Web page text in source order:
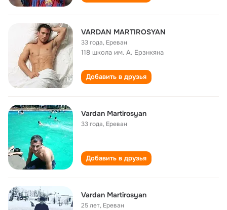
VARDAN MARTIROSYAN
33 года, Ереван
118 школа им. А. Ерзнкяна
Добавить в друзья
Vardan Martirosyan
33 года, Ереван
Добавить в друзья
Vardan Martirosyan
25 лет, Ереван